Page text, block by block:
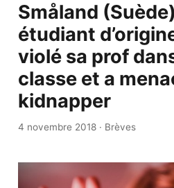
Småland
étudiant
violé sa prof
classe et a
kidnapper
4 novembre 2018· Brèves